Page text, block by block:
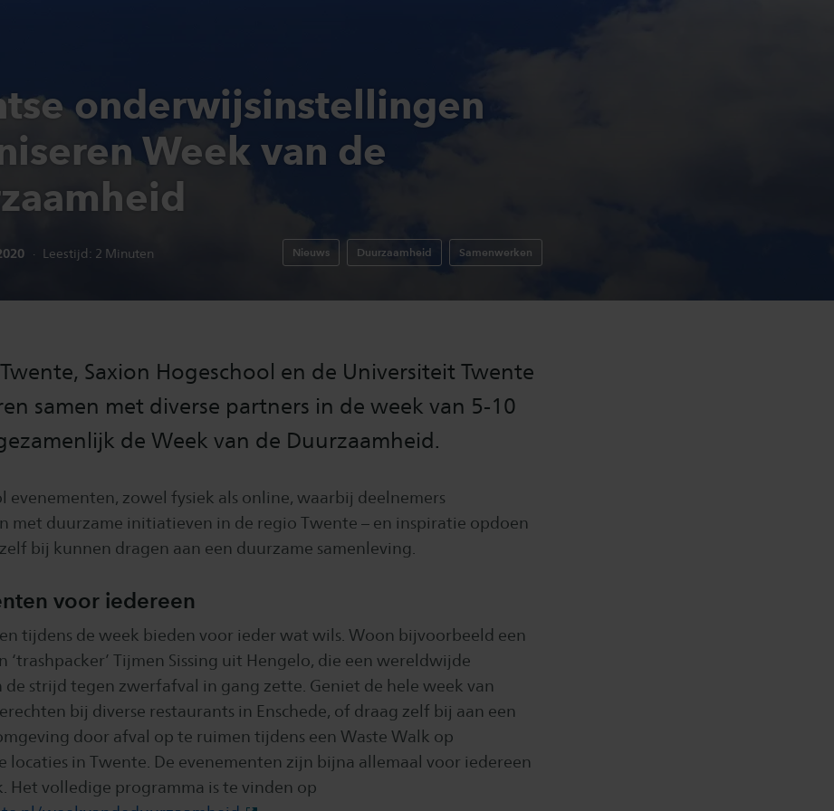
onderwijsinstellingen
Week van de
Leestijd: 2 Minuten Nieuws Duurzaamheid Samenwerken
Twente, Saxion Hogeschool en de Universiteit Twente
samen met diverse partners in de week van 5-10
de Week van de Duurzaamheid.
evenementen, zowel fysiek als online, waarbij deelnemers
met duurzame initiatieven in de regio Twente – en inspiratie opdoen
bij kunnen dragen aan een duurzame samenleving.
voor iedereen
tijdens de week bieden voor ieder wat wils. Woon bijvoorbeeld een
‘trashpacker’ Tijmen Sissing uit Hengelo, die een wereldwijde
de strijd tegen zwerfafval in gang zette. Geniet de hele week van
bij diverse restaurants in Enschede, of draag zelf bij aan een
door afval op te ruimen tijdens een Waste Walk op
locaties in Twente. De evenementen zijn bijna allemaal voor iedereen
Het volledige programma is te vinden op